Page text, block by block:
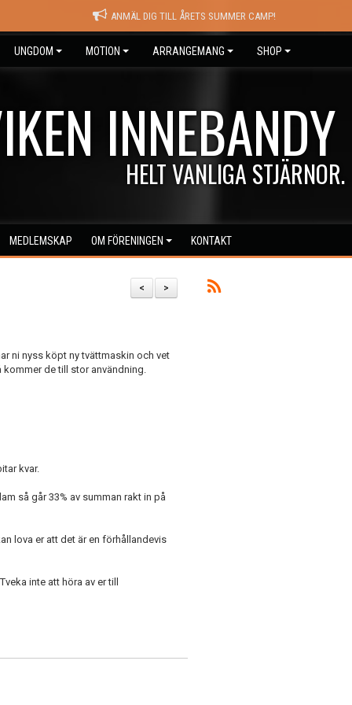
ANMÄL DIG TILL ÅRETS SUMMER CAMP!
UNGDOM MOTION ARRANGEMANG SHOP
INNEBANDY
HELT VANLIGA STJÄRNOR.
MEDLEMSKAP OM FÖRENINGEN KONTAKT
>
<
ni nyss köpt ny tvättmaskin och vet
de till stor användning.
kvar.
så går 33% av summan rakt in på
lova er att det är en förhållandevis
Tveka inte att höra av er till